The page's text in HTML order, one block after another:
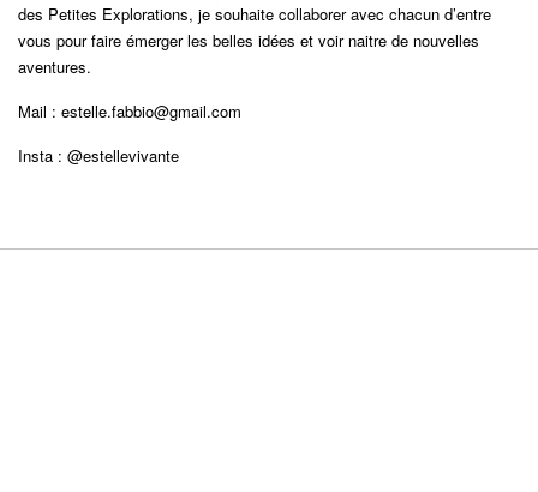
des Petites Explorations, je souhaite collaborer avec chacun d’entre
vous pour faire émerger les belles idées et voir naitre de nouvelles
aventures.
Mail : estelle.fabbio@gmail.com
Insta : @estellevivante